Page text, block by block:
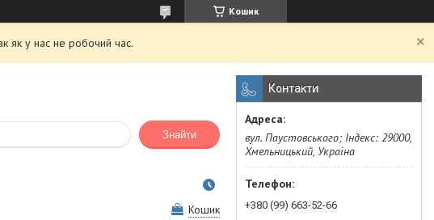
Кошик
як у нас не робочий час.
Знайти
Кошик
Контакти
вул. Паустовського; Індекс: 29000,
Хмельницький, Україна
+380 (99) 663-52-66